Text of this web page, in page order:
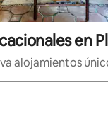
en
alojamientos
estén